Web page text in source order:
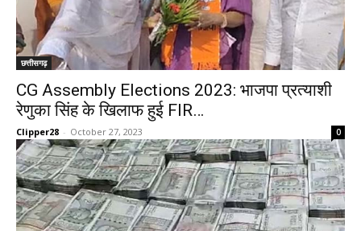
छत्तीसगढ़
CG Assembly Elections 2023: भाजपा प्रत्याशी
रेणुका सिंह के खिलाफ हुई FIR…
Clipper28 - October 27, 2023 0